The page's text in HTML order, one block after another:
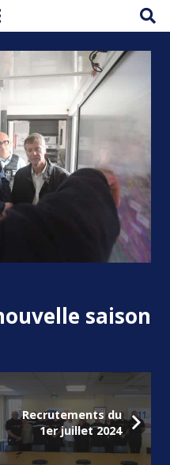
saison
Recrutements du
1er juillet 2024